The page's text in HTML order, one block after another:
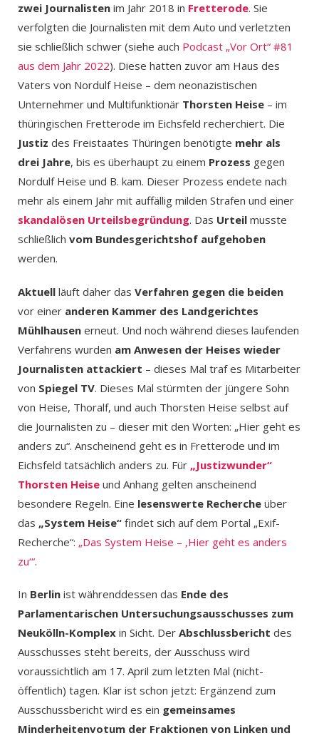
zwei Journalisten im Jahr 2018 in Fretterode. Sie
verfolgten die Journalisten mit dem Auto und verletzten
sie schließlich schwer (siehe auch Podcast „Vor Ort“ #81
aus dem Jahr 2022). Diese hatten zuvor am Haus des
Vaters von Nordulf Heise – dem neonazistischen
Unternehmer und Multifunktionär Thorsten Heise – im
thüringischen Fretterode im Eichsfeld recherchiert. Die
Justiz des Freistaates Thüringen benötigte mehr als
drei Jahre, bis es überhaupt zu einem Prozess gegen
Nordulf Heise und B. kam. Dieser Prozess endete nach
mehr als einem Jahr mit auffällig milden Strafen und einer
skandalösen Urteilsbegründung. Das Urteil musste
schließlich vom Bundesgerichtshof aufgehoben
werden.
Aktuell läuft daher das Verfahren gegen die beiden
vor einer anderen Kammer des Landgerichtes
Mühlhausen erneut. Und noch während dieses laufenden
Verfahrens wurden am Anwesen der Heises wieder
Journalisten attackiert – dieses Mal traf es Mitarbeiter
von Spiegel TV. Dieses Mal stürmten der jüngere Sohn
von Heise, Thoralf, und auch Thorsten Heise selbst auf
die Journalisten zu – dieser mit den Worten: „Hier geht es
anders zu“. Anscheinend geht es in Fretterode und im
Eichsfeld tatsächlich anders zu. Für „Justizwunder“
Thorsten Heise und Anhang gelten anscheinend
besondere Regeln. Eine lesenswerte Recherche über
das „System Heise“ findet sich auf dem Portal „Exif-
Recherche“: „Das System Heise – ‚Hier geht es anders
zu‘“.
In Berlin ist währenddessen das Ende des
Parlamentarischen Untersuchungsausschusses zum
Neukölln-Komplex in Sicht. Der Abschlussbericht des
Ausschusses steht bereits, der Ausschuss wird
voraussichtlich am 17. April zum letzten Mal (nicht-
öffentlich) tagen. Klar ist schon jetzt: Ergänzend zum
Ausschussbericht wird es ein gemeinsames
Minderheitenvotum der Fraktionen von Linken und